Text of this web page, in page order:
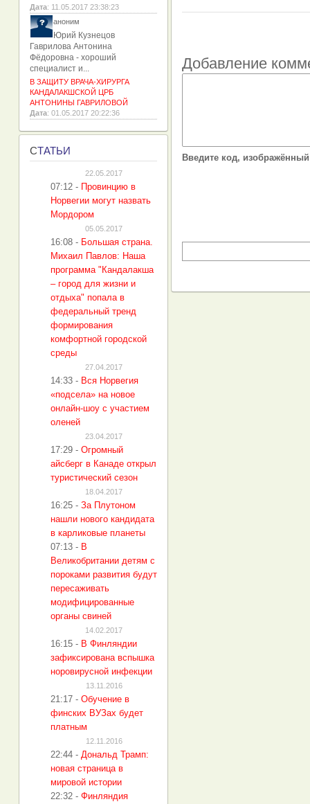
Добавление
Введите код,
Дата: 11.05.2017 23:38:23
аноним
Юрий Кузнецов
Гаврилова Антонина
Фёдоровна - хороший
специалист и...
В ЗАЩИТУ ВРАЧА-ХИРУРГА
КАНДАЛАКШСКОЙ ЦРБ
АНТОНИНЫ ГАВРИЛОВОЙ
Дата: 01.05.2017 20:22:36
СТАТЬИ
22.05.2017
07:12 - Провинцию в
Норвегии могут назвать
Мордором
05.05.2017
16:08 - Большая страна.
Михаил Павлов: Наша
программа "Кандалакша
– город для жизни и
отдыха" попала в
федеральный тренд
формирования
комфортной городской
среды
27.04.2017
14:33 - Вся Норвегия
«подсела» на новое
онлайн-шоу с участием
оленей
23.04.2017
17:29 - Огромный
айсберг в Канаде открыл
туристический сезон
18.04.2017
16:25 - За Плутоном
нашли нового кандидата
в карликовые планеты
07:13 - В
Великобритании детям с
пороками развития будут
пересаживать
модифицированные
органы свиней
14.02.2017
16:15 - В Финляндии
зафиксирована вспышка
норовирусной инфекции
13.11.2016
21:17 - Обучение в
финских ВУЗах будет
платным
12.11.2016
22:44 - Дональд Трамп:
новая страница в
мировой истории
22:32 - Финляндия